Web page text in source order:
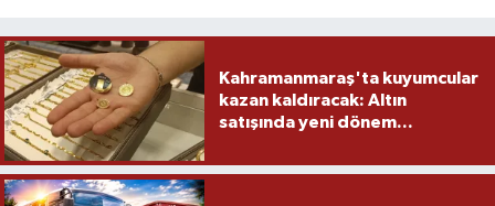
Kahramanmaraş'ta kuyumcular
kazan kaldıracak: Altın
satışında yeni dönem...